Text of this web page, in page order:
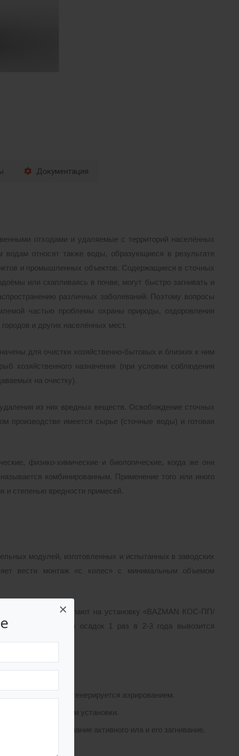
×
Документация
отходами и удаляемые с территорий населённых
относят также воды, образующиеся в результате
и промышленных объектов. Содержащиеся в сточных
или скапливаясь в почве, могут быстро загнивать и
различных заболеваний. Поэтому вопросы
частью проблемы охраны природы, оздоровления
и других населённых мест.
для очистки хозяйственно-бытовых и близких к ним
хозяйственного назначения (при условии соблюдения
на очистку).
из них вредных веществ. Освобождение сточных
производстве имеется сырье (сточные воды) и готовая
физико-химические и биологические, когда же они
комбинированным. Применение того или иного
и степенью вредности примесей.
модулей, изготовленных и испытанных в заводских
вести монтаж «с колес» с минимальным объемом
станции поступают на установку «BAZMAN КОС-ПП/
сброженный осадок 1 раз в 2-3 года вывозится
осмотра и легко регенерируется аэрированием.
общий объем установки.
скапливание активного ила и его загнивание.